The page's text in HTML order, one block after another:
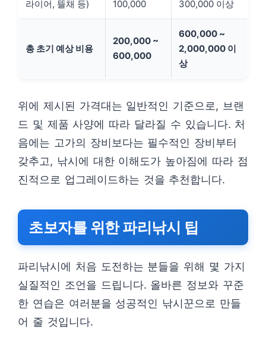
라이어, 뜰채 등)
100,000
300,000 이상
총 초기 예상 비용
200,000 ~
600,000
600,000 ~
2,000,000 이
상
위에 제시된 가격대는 일반적인 기준으로, 브랜
드 및 제품 사양에 따라 달라질 수 있습니다. 처
음에는 고가의 장비보다는 필수적인 장비부터
갖추고, 낚시에 대한 이해도가 높아짐에 따라 점
진적으로 업그레이드하는 것을 추천합니다.
초보자를 위한 파리낚시 팁
파리낚시에 처음 도전하는 분들을 위해 몇 가지
실질적인 조언을 드립니다. 올바른 정보와 꾸준
한 연습은 여러분을 성공적인 낚시꾼으로 만들
어 줄 것입니다.